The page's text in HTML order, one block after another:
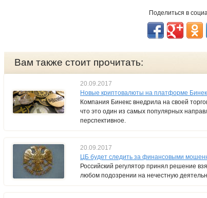
Поделиться в
Вам также стоит прочитать:
20.09.2017
Новые криптовалюты на платформе
Компания Бинекс внедрила на своей
что это один из самых популярных
перспективное.
20.09.2017
ЦБ будет следить за финансовыми
Российский регулятор принял решение
любом подозрении на нечестную